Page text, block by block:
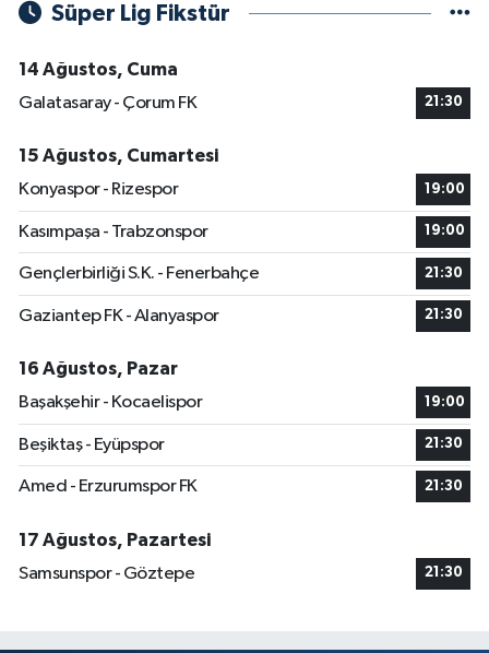
Süper Lig Fikstür
14 Ağustos, Cuma
Galatasaray - Çorum FK
21:30
15 Ağustos, Cumartesi
Konyaspor - Rizespor
19:00
Kasımpaşa - Trabzonspor 19:00
Gençlerbirliği S.K. - Fenerbahçe 21:30
Gaziantep FK - Alanyaspor 21:30
16 Ağustos, Pazar
Başakşehir - Kocaelispor
19:00
Beşiktaş - Eyüpspor 21:30
Amed - Erzurumspor FK 21:30
17 Ağustos, Pazartesi
Samsunspor - Göztepe
21:30